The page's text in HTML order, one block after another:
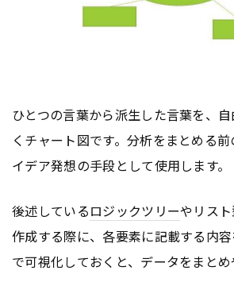
ひとつの言葉から派生した言葉を、
くチャート図です。分析をまとめる
イデア発想の手段として使用します。
後述しているロジックツリーやリス
作成する際に、各要素に記載する内
で可視化しておくと、データをまとめ